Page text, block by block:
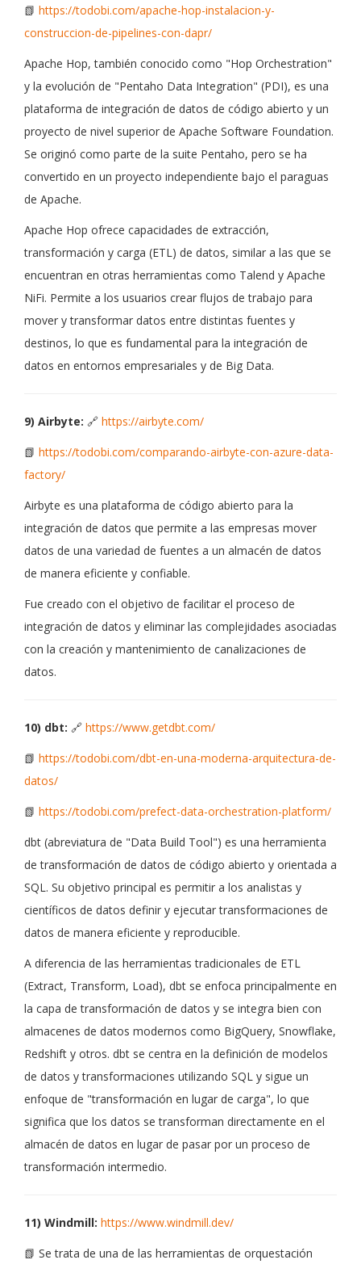
📗 https://todobi.com/apache-hop-instalacion-y-
construccion-de-pipelines-con-dapr/
Apache Hop, también conocido como "Hop Orchestration"
y la evolución de "Pentaho Data Integration" (PDI), es una
plataforma de integración de datos de código abierto y un
proyecto de nivel superior de Apache Software Foundation.
Se originó como parte de la suite Pentaho, pero se ha
convertido en un proyecto independiente bajo el paraguas
de Apache.
Apache Hop ofrece capacidades de extracción,
transformación y carga (ETL) de datos, similar a las que se
encuentran en otras herramientas como Talend y Apache
NiFi. Permite a los usuarios crear flujos de trabajo para
mover y transformar datos entre distintas fuentes y
destinos, lo que es fundamental para la integración de
datos en entornos empresariales y de Big Data.
9) Airbyte: 🔗 https://airbyte.com/
📗 https://todobi.com/comparando-airbyte-con-azure-data-
factory/
Airbyte es una plataforma de código abierto para la
integración de datos que permite a las empresas mover
datos de una variedad de fuentes a un almacén de datos
de manera eficiente y confiable.
Fue creado con el objetivo de facilitar el proceso de
integración de datos y eliminar las complejidades asociadas
con la creación y mantenimiento de canalizaciones de
datos.
10) dbt: 🔗 https://www.getdbt.com/
📗 https://todobi.com/dbt-en-una-moderna-arquitectura-de-
datos/
📗 https://todobi.com/prefect-data-orchestration-platform/
dbt (abreviatura de "Data Build Tool") es una herramienta
de transformación de datos de código abierto y orientada a
SQL. Su objetivo principal es permitir a los analistas y
científicos de datos definir y ejecutar transformaciones de
datos de manera eficiente y reproducible.
A diferencia de las herramientas tradicionales de ETL
(Extract, Transform, Load), dbt se enfoca principalmente en
la capa de transformación de datos y se integra bien con
almacenes de datos modernos como BigQuery, Snowflake,
Redshift y otros. dbt se centra en la definición de modelos
de datos y transformaciones utilizando SQL y sigue un
enfoque de "transformación en lugar de carga", lo que
significa que los datos se transforman directamente en el
almacén de datos en lugar de pasar por un proceso de
transformación intermedio.
11) Windmill: https://www.windmill.dev/
📗 Se trata de una de las herramientas de orquestación